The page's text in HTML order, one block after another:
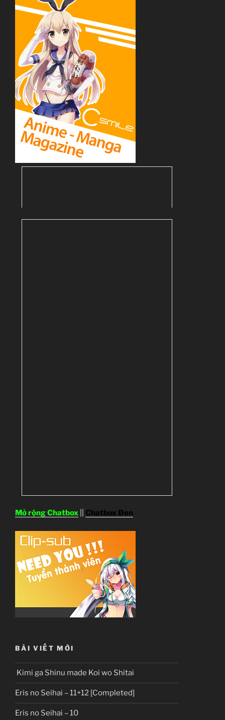
Mở rộng Chatbox Chatbox Đen
BÀI VIẾT MỚI
Kimi ga Shinu made Koi wo Shitai
Eris no Seihai – 11+12 [Completed]
Eris no Seihai – 10